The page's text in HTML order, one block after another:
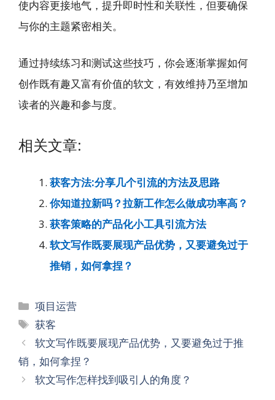
使内容更接地气，提升即时性和关联性，但要确保
与你的主题紧密相关。
通过持续练习和测试这些技巧，你会逐渐掌握如何
创作既有趣又富有价值的软文，有效维持乃至增加
读者的兴趣和参与度。
相关文章:
获客方法:分享几个引流的方法及思路
你知道拉新吗？拉新工作怎么做成功率高？
获客策略的产品化小工具引流方法
软文写作既要展现产品优势，又要避免过于
推销，如何拿捏？
分
类
项目运营
标
签
获客
文
章
航
软文写作既要展现产品优势，又要避免过于推
销，如何拿捏？
软文写作怎样找到吸引人的角度？